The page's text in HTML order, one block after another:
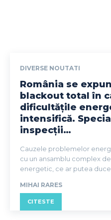
DIVERSE NOUTATI
România se
blackout total în
dificultățile
intensifică.
inspecții…
Cauzele problemelor
cu un ansamblu complex
energetic, ce ar putea duce
MIHAI RARES
CITESTE